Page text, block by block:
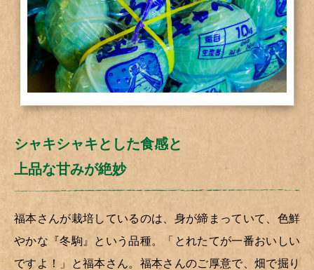
シャキシャキとした食感と
上品な甘みが絶妙
福本さんが栽培しているのは、身が締まっていて、色鮮
やかな『冬駒』という品種。「とれたてが一番おいしい
ですよ！」と福本さん。福本さんのご厚意で、畑で掘り